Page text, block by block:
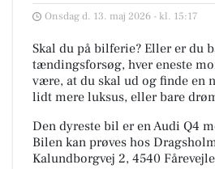
Onsdag d. 13. maj 2026 - kl. 15:17
Skal du på bilferie? Eller er du
tændingsforsøg, hver eneste
være, at du skal ud og finde en
lidt mere luksus, eller bare
Den dyreste bil er en Audi Q4
Bilen kan prøves hos
Kalundborgvej 2, 4540